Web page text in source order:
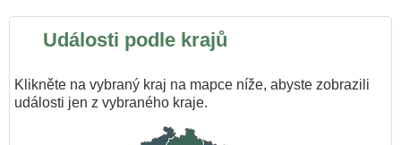
Události podle krajů
Klikněte na vybraný kraj na mapce níže, abyste zobrazili
události jen z vybraného kraje.